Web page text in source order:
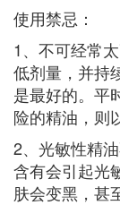
使用禁忌：
1、不可经常
低剂量，并持
是最好的。平
险的精油，则
2、光敏性精
含有会引起光
肤会变黑，甚